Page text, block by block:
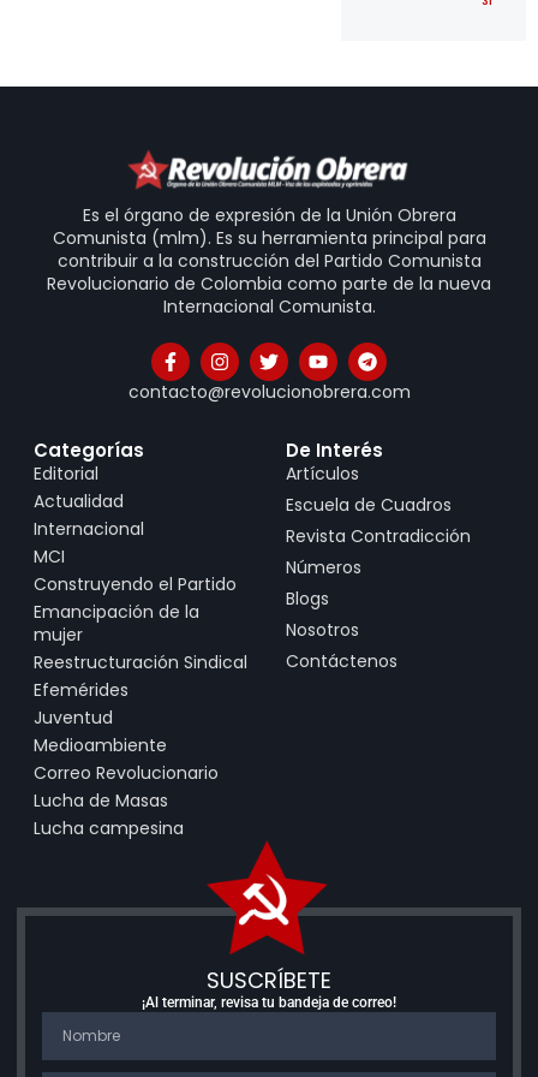
Es el órgano de expresión de la Unión Obrera
Comunista (mlm). Es su herramienta principal para
contribuir a la construcción del Partido Comunista
Revolucionario de Colombia como parte de la nueva
Internacional Comunista.
contacto@revolucionobrera.com
Categorías
Editorial
Actualidad
Internacional
MCI
Construyendo el Partido
Emancipación de la
mujer
Reestructuración Sindical
Efemérides
Juventud
Medioambiente
Correo Revolucionario
Lucha de Masas
Lucha campesina
De Interés
Artículos
Escuela de Cuadros
Revista Contradicción
Números
Blogs
Nosotros
Contáctenos
SUSCRÍBETE
¡Al terminar, revisa tu bandeja de correo!